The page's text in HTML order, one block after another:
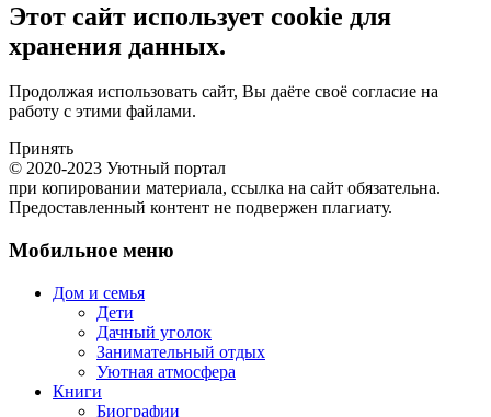
Этот сайт использует cookie для
хранения данных.
Продолжая использовать сайт, Вы даёте своё согласие на
работу с этими файлами.
Принять
© 2020-2023 Уютный портал
при копировании материала, ссылка на сайт обязательна.
Предоставленный контент не подвержен плагиату.
Мобильное меню
Дом и семья
Дети
Дачный уголок
Занимательный отдых
Уютная атмосфера
Книги
Биографии